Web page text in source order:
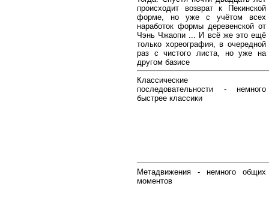
происходит возврат к Пекинской
форме, но уже с учётом всех
наработок формы деревенской от
Чэнь Чжаопи ... И всё же это ещё
только хореография, в очередной
раз с чистого листа, но уже на
другом базисе
Классические
последовательности - немного
быстрее классики
Метадвижения - немного общих
моментов